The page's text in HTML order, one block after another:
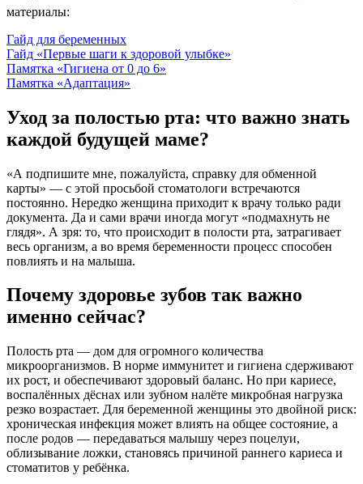
материалы:
Гайд для беременных
Гайд «Первые шаги к здоровой улыбке»
Памятка «Гигиена от 0 до 6»
Памятка «Адаптация»
Уход за полостью рта: что важно знать
каждой будущей маме?
«А подпишите мне, пожалуйста, справку для обменной
карты» — с этой просьбой стоматологи встречаются
постоянно. Нередко женщина приходит к врачу только ради
документа. Да и сами врачи иногда могут «подмахнуть не
глядя». А зря: то, что происходит в полости рта, затрагивает
весь организм, а во время беременности процесс способен
повлиять и на малыша.
Почему здоровье зубов так важно
именно сейчас?
Полость рта — дом для огромного количества
микроорганизмов. В норме иммунитет и гигиена сдерживают
их рост, и обеспечивают здоровый баланс. Но при кариесе,
воспалённых дёснах или зубном налёте микробная нагрузка
резко возрастает. Для беременной женщины это двойной риск:
хроническая инфекция может влиять на общее состояние, а
после родов — передаваться малышу через поцелуи,
облизывание ложки, становясь причиной раннего кариеса и
стоматитов у ребёнка.